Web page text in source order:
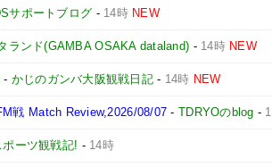
サポートブログ - 14時 NEW
ランド(GAMBA OSAKA dataland) - 14時 NEW
- かじのガンバ大阪観戦日記- 14時 NEW
戦 Match Review,2026/08/07 - TDRYOのblog -
ポーツ観戦記! - 14時